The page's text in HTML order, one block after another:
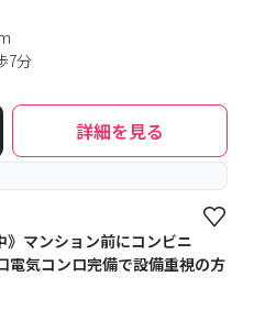
7分
詳細を見る
》マンション前にコンビニ
気コンロ完備で設備重視の方